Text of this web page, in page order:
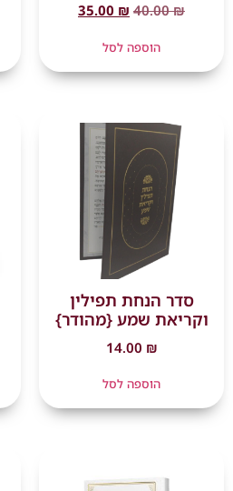
40.00₪
35.00 ₪
הוספה לסל
סדר הנחת תפילין
וקריאת שמע {מהודר}
14.00 ₪
הוספה לסל